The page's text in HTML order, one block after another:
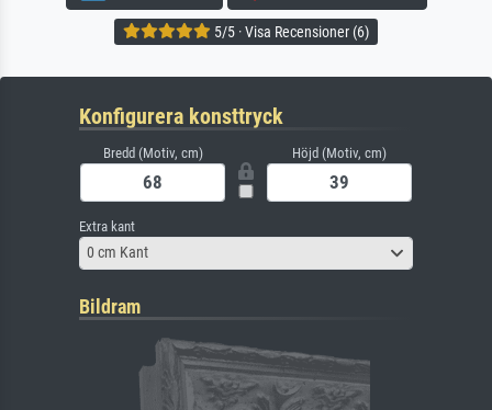
5/5 · Visa Recensioner (6)
Konfigurera konsttryck
Bredd (Motiv, cm) Höjd (Motiv, cm)
Extra kant
0 cm Kant
Bildram